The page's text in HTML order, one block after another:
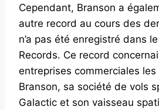
Cependant, Branson a
autre record au cours des
n’a pas été enregistré dans
Records. Ce record
entreprises commerciales
Branson, sa société de vols
Galactic et son vaisseau